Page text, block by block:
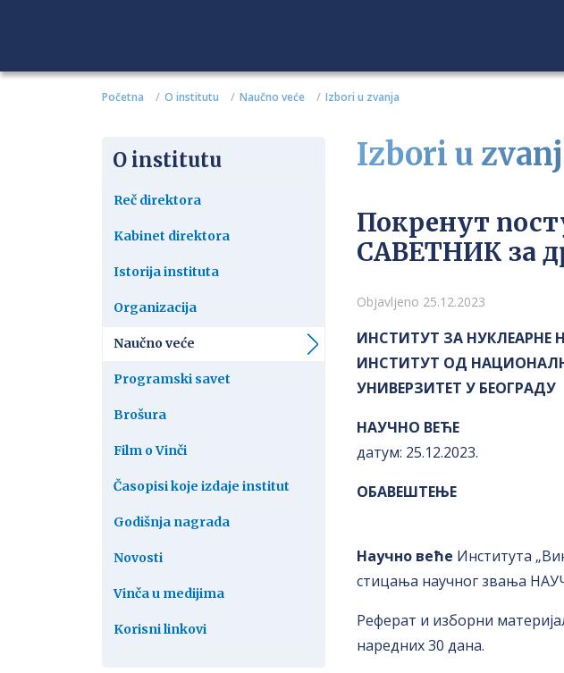
Početna O institutu Naučno veće Izbori u zvanja
O institutu
Reč direktora
Kabinet direktora
Istorija instituta
Organizacija
Naučno veće
Programski savet
Brošura
Film o Vinči
Časopisi koje izdaje institut
Godišnja nagrada
Novosti
Vinča u medijima
Korisni linkovi
Izbori u
Покренут
САВЕТНИК за
Detalji
Objavljeno 25.12.2023
ИНСТИТУТ ЗА НУКЛЕАРНЕ
ИНСТИТУТ ОД
УНИВЕРЗИТЕТ У БЕОГРАДУ
НАУЧНО ВЕЋЕ
датум: 25.12.2023.
OБАВЕШТЕЊЕ
Научно веће Института
стицања научног звања
Реферат и изборни
наредних 30 дана.